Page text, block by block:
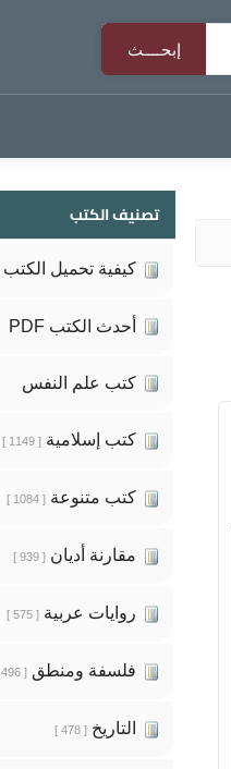
تصنيف الكتب
كيفية تحميل الكتب
أحدث الكتب PDF
كتب علم النفس
كتب إسلامية [ 1149 ]
كتب متنوعة [ 1084 ]
مقارنة أديان [ 939 ]
روايات عربية [ 575 ]
فلسفة ومنطق [ 496 ]
التاريخ [ 478 ]